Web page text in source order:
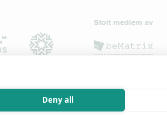
Stolt medlem av
Deny all